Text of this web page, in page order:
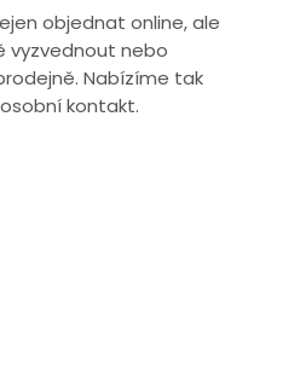
objednat online, ale
vyzvednout nebo
Nabízíme tak
kontakt.